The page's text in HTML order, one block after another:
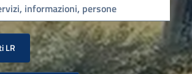
informazioni, persone
LR